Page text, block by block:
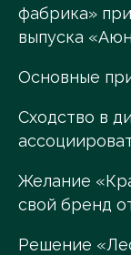
фабрика»
выпуска
Основные
Сходство в
Желание
свой бренд
Решение